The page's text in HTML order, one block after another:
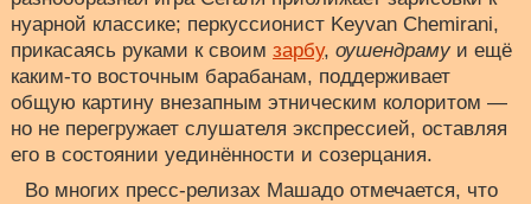
нуарной классике; перкуссионист Keyvan Chemirani,
прикасаясь руками к своим зарбу, оушендраму и ещё
каким-то восточным барабанам, поддерживает
общую картину внезапным этническим колоритом —
но не перегружает слушателя экспрессией, оставляя
его в состоянии уединённости и созерцания.
Во многих пресс-релизах Машадо отмечается, что